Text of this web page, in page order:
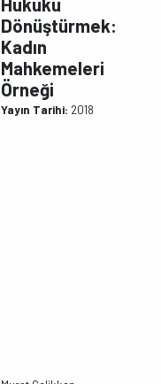
Dönüştürmek:
Kadın
Mahkemeleri
Örneği
Yayın Tarihi: 2018